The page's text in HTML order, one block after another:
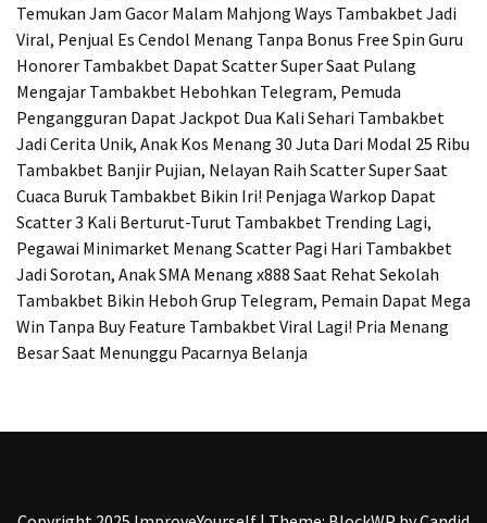
Temukan Jam Gacor Malam Mahjong Ways Tambakbet Jadi
Viral, Penjual Es Cendol Menang Tanpa Bonus Free Spin Guru
Honorer Tambakbet Dapat Scatter Super Saat Pulang
Mengajar Tambakbet Hebohkan Telegram, Pemuda
Pengangguran Dapat Jackpot Dua Kali Sehari Tambakbet
Jadi Cerita Unik, Anak Kos Menang 30 Juta Dari Modal 25 Ribu
Tambakbet Banjir Pujian, Nelayan Raih Scatter Super Saat
Cuaca Buruk Tambakbet Bikin Iri! Penjaga Warkop Dapat
Scatter 3 Kali Berturut-Turut Tambakbet Trending Lagi,
Pegawai Minimarket Menang Scatter Pagi Hari Tambakbet
Jadi Sorotan, Anak SMA Menang x888 Saat Rehat Sekolah
Tambakbet Bikin Heboh Grup Telegram, Pemain Dapat Mega
Win Tanpa Buy Feature Tambakbet Viral Lagi! Pria Menang
Besar Saat Menunggu Pacarnya Belanja